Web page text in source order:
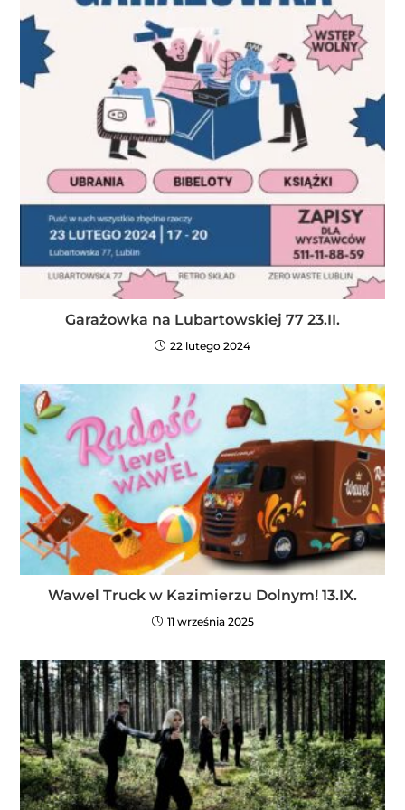
Garażowka na Lubartowskiej 77 23.II.
22 lutego 2024
Wawel Truck w Kazimierzu Dolnym! 13.IX.
11 września 2025